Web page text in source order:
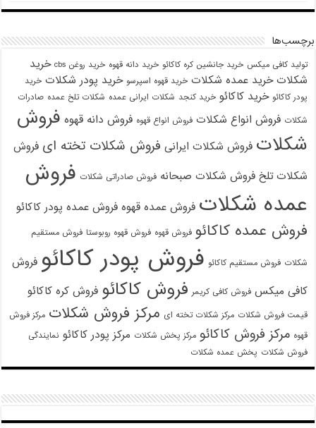
برچسب‌ها
تولید کافی میکس خرید جانشین کره کاکائو خرید دانه قهوه خرید روغن cbs
خرید
شکلات خرید عمده شکلات خرید قهوه اسپرسو خرید پودر شکلات خرید
پودر کاکائو خرید کاکائو خرید کنجد شکلات ایرانی عمده شکلات تلخ عمده صادرات
شکلات فروش انواع شکلات فروش انواع قهوه فروش دانه قهوه فروش
شکلات فروش شکلات ایرانی فروش شکلات تخته ای فروش
شکلات تلخ فروش شکلات صبحانه فروش صادراتی شکلات فروش
عمده شکلات فروش عمده قهوه فروش عمده پودر کاکائو
فروش عمده کاکائو فروش قهوه فروش قهوه روبوستا فروش مستقیم
شکلات فروش مستقیم کاکائو فروش پودر کاکائو فروش
کافی میکس فروش کافی کریمر فروش کاکائو فروش کره کاکائو
قیمت فروش شکلات مرکز شکلات تخته ای مرکز فروش شکلات مرکز فروش
قهوه مرکز فروش کاکائو مرکز پخش شکلات مرکز پودر کاکائو نمایندگی
فروش شکلات پخش عمده شکلات